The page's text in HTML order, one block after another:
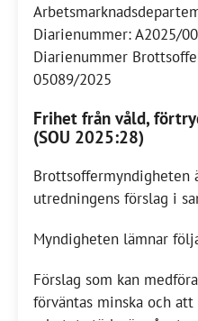
Diarienummer: A2025/
Diarienummer
05089/2025
Frihet från våld,
(SOU 2025:28)
utredningens förslag i
Myndigheten lämnar
Förslag som kan
förväntas minska och